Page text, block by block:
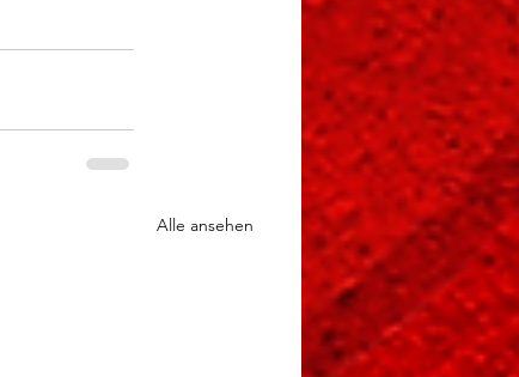
Alle ansehen